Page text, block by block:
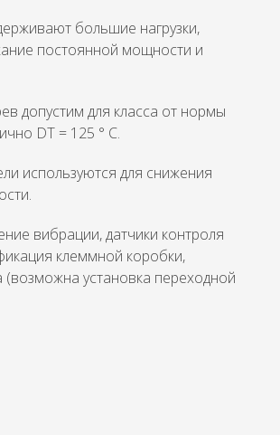
большие нагрузки,
постоянной мощности и
допустим для класса от нормы
DT = 125 ° C.
используются для снижения
вибрации, датчики контроля
клеммной коробки,
установка переходной